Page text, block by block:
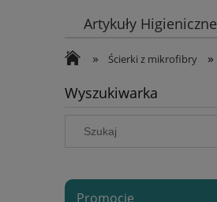
Artykuły Higieniczne
» Ścierki z mikrofibry »
Wyszukiwarka
Promocje